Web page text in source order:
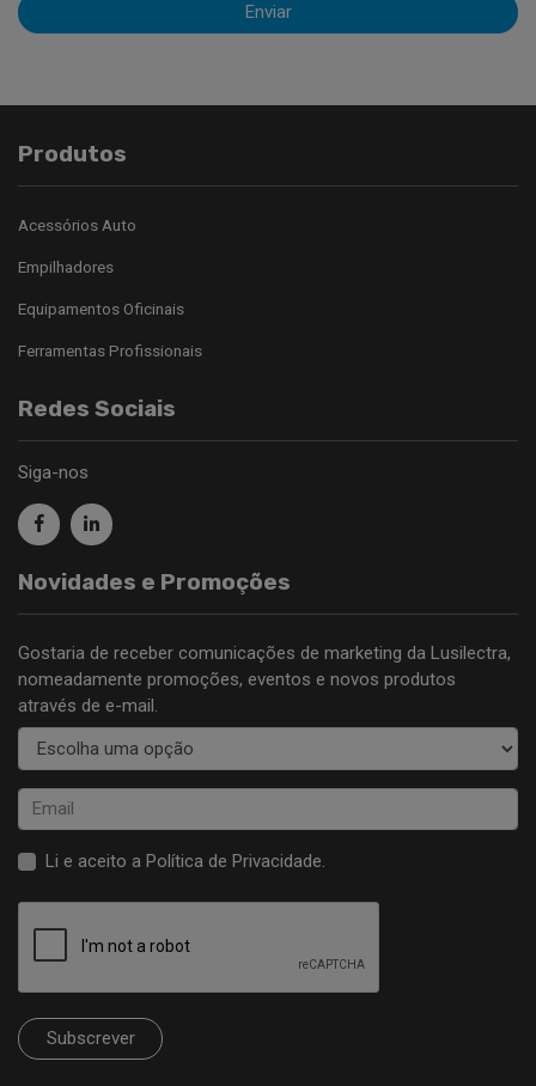
Enviar
Produtos
Acessórios Auto
Empilhadores
Equipamentos Oficinais
Ferramentas Profissionais
Redes Sociais
Siga-nos
Novidades e Promoções
Gostaria de receber comunicações de marketing da Lusilectra,
nomeadamente promoções, eventos e novos produtos
através de e-mail.
Li e aceito a Política de Privacidade.
Subscrever